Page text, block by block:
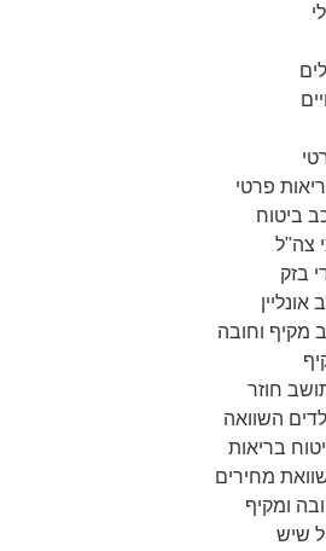
פרטי
ביטוח
צה"ל
בזק
מקיף וחובה
חוזר
השוואה
בריאות
מחירים
ומקיף
שיש